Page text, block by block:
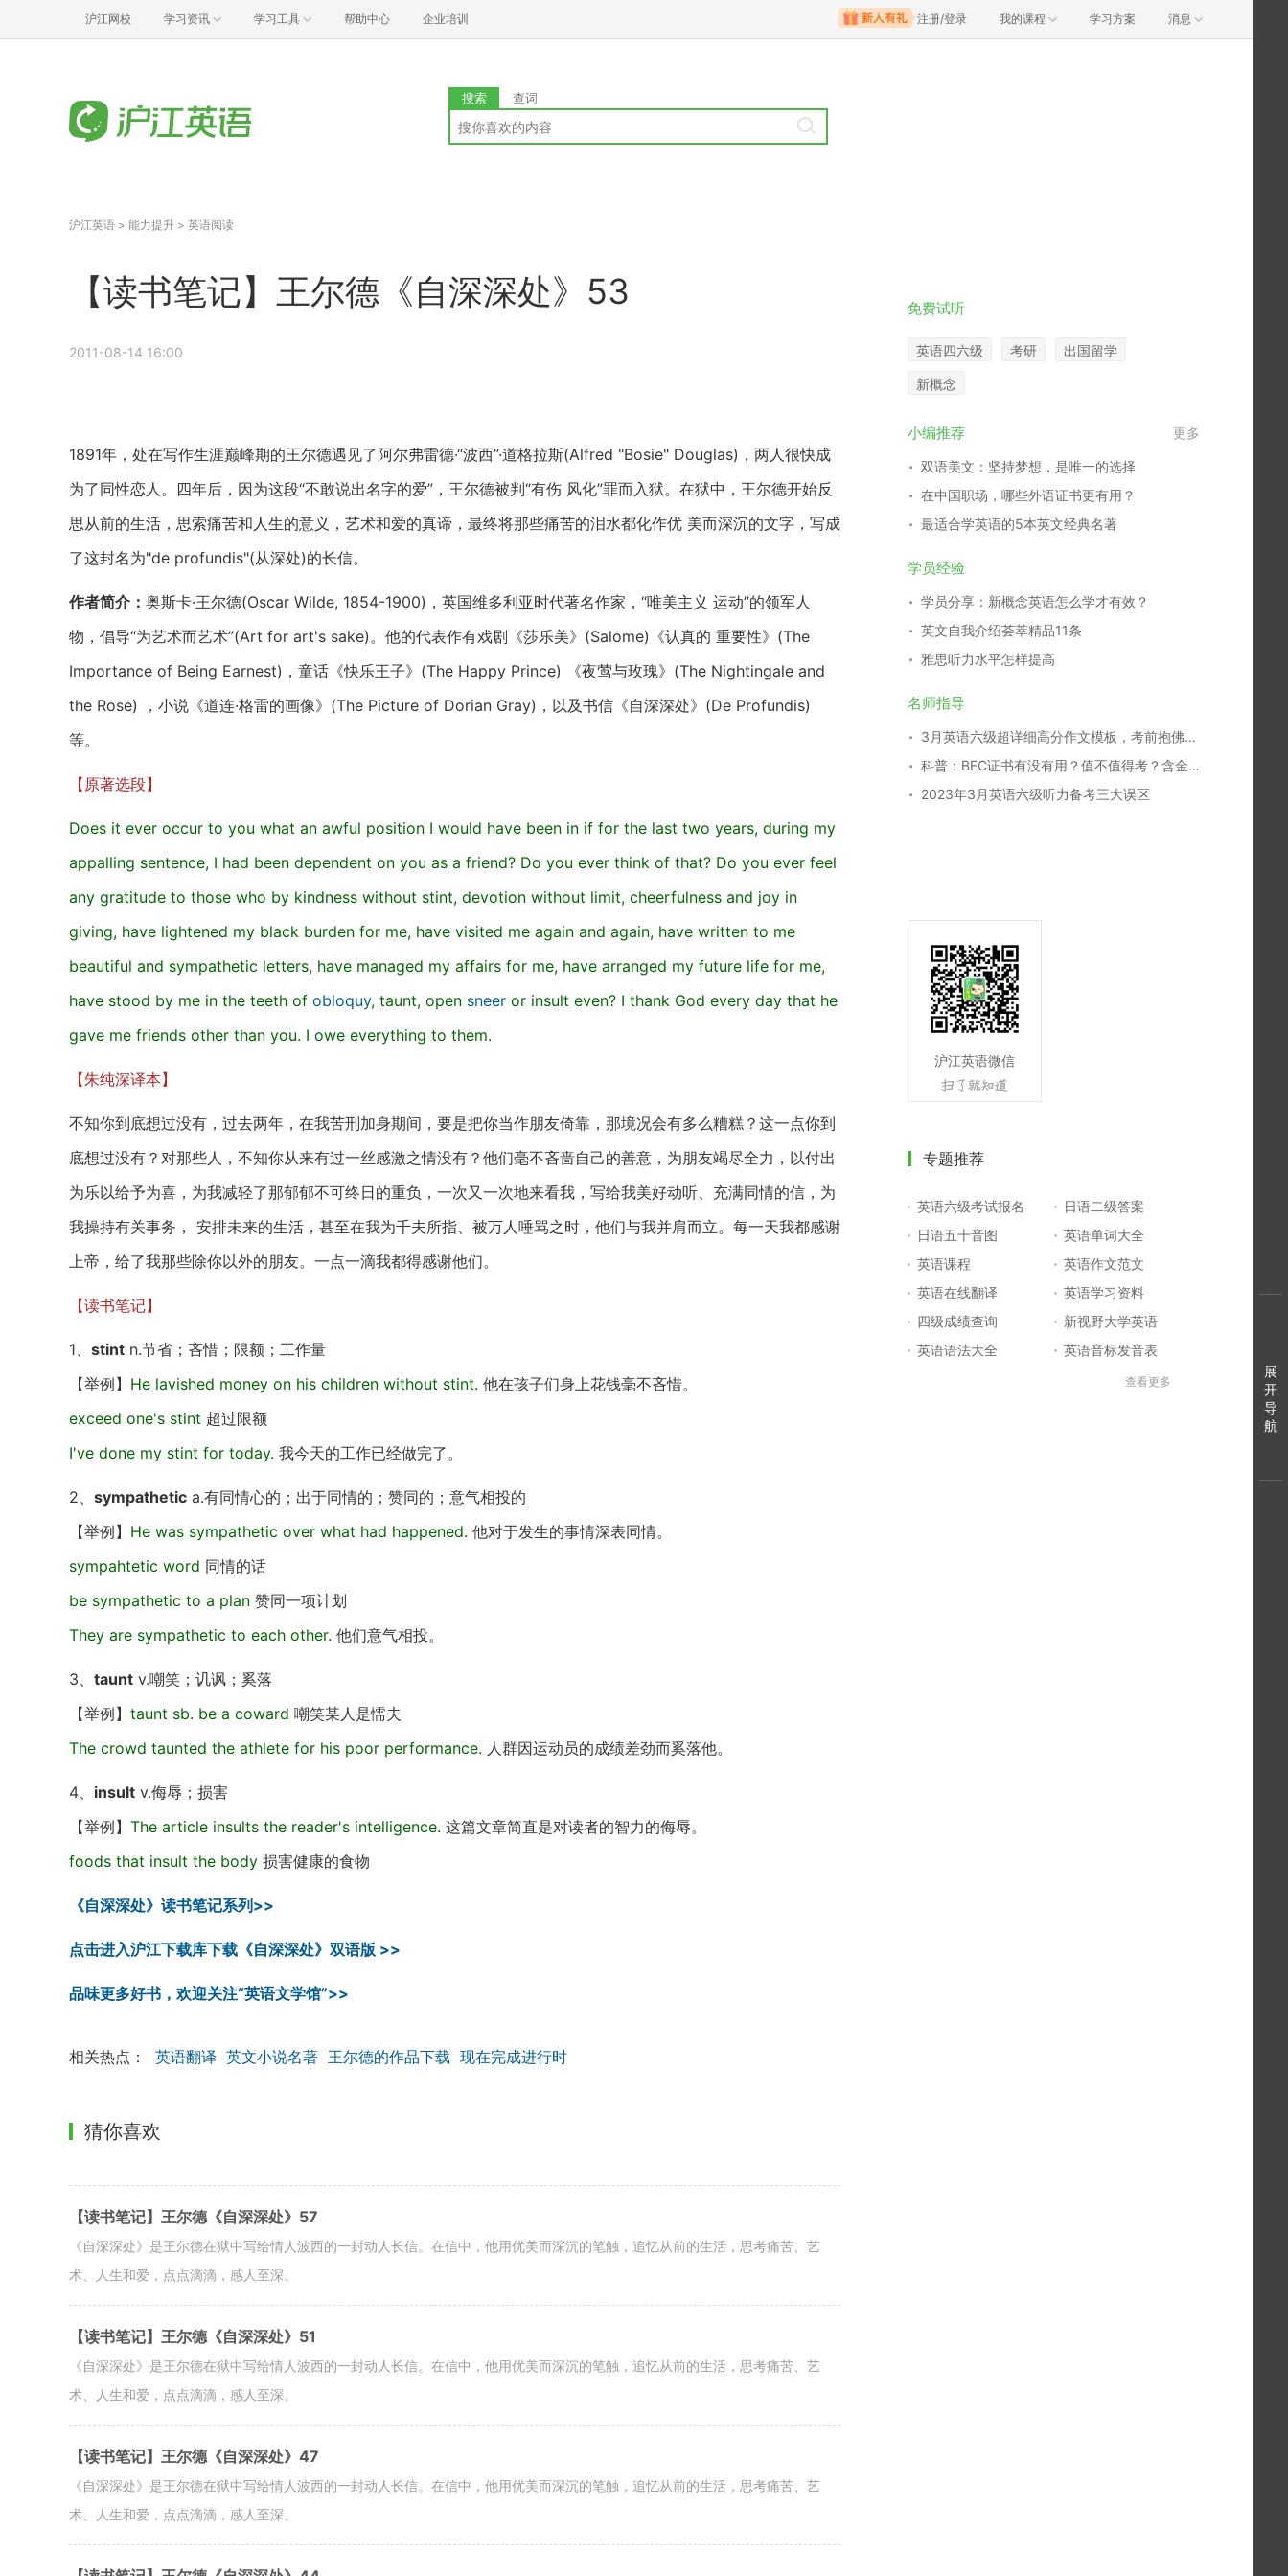
沪江网校 学习资讯 学习工具 帮助中心 企业培训 注册/登录 我的课程 学习方案 消息
搜索 查词
沪江英语 > 能力提升 > 英语阅读
【读书笔记】王尔德《自深深处》53
2011-08-14 16:00
1891年，处在写作生涯巅峰期的王尔德遇见了阿尔弗雷德·“波西”·道格拉斯(Alfred "Bosie" Douglas)，两人很快成
为了同性恋人。四年后，因为这段“不敢说出名字的爱”，王尔德被判“有伤 风化”罪而入狱。在狱中，王尔德开始反
思从前的生活，思索痛苦和人生的意义，艺术和爱的真谛，最终将那些痛苦的泪水都化作优 美而深沉的文字，写成
了这封名为"de profundis"(从深处)的长信。
作者简介： 奥斯卡·王尔德(Oscar Wilde, 1854-1900)，英国维多利亚时代著名作家，“唯美主义 运动”的领军人
物，倡导“为艺术而艺术”(Art for art's sake)。他的代表作有戏剧《莎乐美》(Salome)《认真的 重要性》(The
Importance of Being Earnest)，童话《快乐王子》(The Happy Prince) 《夜莺与玫瑰》(The Nightingale and
the Rose) ，小说《道连·格雷的画像》(The Picture of Dorian Gray)，以及书信《自深深处》(De Profundis)
等。
【原著选段】
Does it ever occur to you what an awful position I would have been in if for the last two years, during my
appalling sentence, I had been dependent on you as a friend? Do you ever think of that? Do you ever feel
any gratitude to those who by kindness without stint, devotion without limit, cheerfulness and joy in
giving, have lightened my black burden for me, have visited me again and again, have written to me
beautiful and sympathetic letters, have managed my affairs for me, have arranged my future life for me,
have stood by me in the teeth of obloquy, taunt, open sneer or insult even? I thank God every day that he
gave me friends other than you. I owe everything to them.
【朱纯深译本】
不知你到底想过没有，过去两年，在我苦刑加身期间，要是把你当作朋友倚靠，那境况会有多么糟糕？这一点你到
底想过没有？对那些人，不知你从来有过一丝感激之情没有？他们毫不吝啬自己的善意，为朋友竭尽全力，以付出
为乐以给予为喜，为我减轻了那郁郁不可终日的重负，一次又一次地来看我，写给我美好动听、充满同情的信，为
我操持有关事务， 安排未来的生活，甚至在我为千夫所指、被万人唾骂之时，他们与我并肩而立。每一天我都感谢
上帝，给了我那些除你以外的朋友。一点一滴我都得感谢他们。
【读书笔记】
1、 stint n.节省；吝惜；限额；工作量
【举例】 He lavished money on his children without stint. 他在孩子们身上花钱毫不吝惜。
exceed one's stint 超过限额
I've done my stint for today. 我今天的工作已经做完了。
2、 sympathetic a.有同情心的；出于同情的；赞同的；意气相投的
【举例】 He was sympathetic over what had happened. 他对于发生的事情深表同情。
sympahtetic word 同情的话
be sympathetic to a plan 赞同一项计划
They are sympathetic to each other. 他们意气相投。
3、 taunt v.嘲笑；讥讽；奚落
【举例】 taunt sb. be a coward 嘲笑某人是懦夫
The crowd taunted the athlete for his poor performance. 人群因运动员的成绩差劲而奚落他。
4、 insult v.侮辱；损害
【举例】 The article insults the reader's intelligence. 这篇文章简直是对读者的智力的侮辱。
foods that insult the body 损害健康的食物
《自深深处》读书笔记系列>>
点击进入沪江下载库下载《自深深处》双语版 >>
品味更多好书，欢迎关注“英语文学馆”>>
相关热点： 英语翻译 英文小说名著 王尔德的作品下载 现在完成进行时
猜你喜欢
【读书笔记】王尔德《自深深处》57
《自深深处》是王尔德在狱中写给情人波西的一封动人长信。在信中，他用优美而深沉的笔触，追忆从前的生活，思考痛苦、艺
术、人生和爱，点点滴滴，感人至深。
【读书笔记】王尔德《自深深处》51
《自深深处》是王尔德在狱中写给情人波西的一封动人长信。在信中，他用优美而深沉的笔触，追忆从前的生活，思考痛苦、艺
术、人生和爱，点点滴滴，感人至深。
【读书笔记】王尔德《自深深处》47
《自深深处》是王尔德在狱中写给情人波西的一封动人长信。在信中，他用优美而深沉的笔触，追忆从前的生活，思考痛苦、艺
术、人生和爱，点点滴滴，感人至深。
免费试听
英语四六级 考研 出国留学
新概念
小编推荐 更多
双语美文：坚持梦想，是唯一的选择
在中国职场，哪些外语证书更有用？
最适合学英语的5本英文经典名著
学员经验
学员分享：新概念英语怎么学才有效？
英文自我介绍荟萃精品11条
雅思听力水平怎样提高
名师指导
3月英语六级超详细高分作文模板，考前抱佛脚秘籍！
科普：BEC证书有没有用？值不值得考？含金量如何？
2023年3月英语六级听力备考三大误区
沪江英语微信
专题推荐
英语六级考试报名
日语二级答案
日语五十音图
英语单词大全
英语课程
英语作文范文
英语在线翻译
英语学习资料
四级成绩查询
新视野大学英语
英语语法大全
英语音标发音表
英语知识点查看更多
展
开
导
航